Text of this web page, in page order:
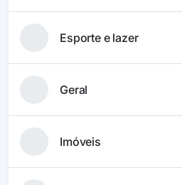
Esporte e lazer
Geral
Imóveis